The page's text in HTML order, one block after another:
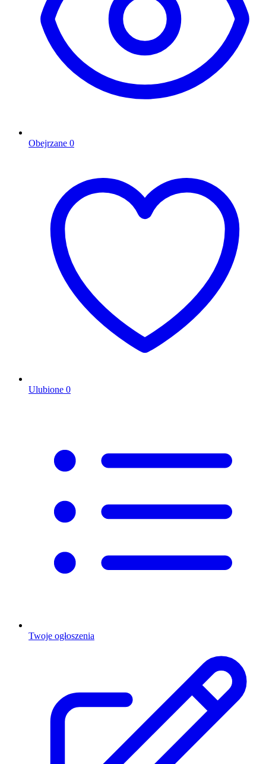
Obejrzane 0
Ulubione 0
Twoje ogłoszenia